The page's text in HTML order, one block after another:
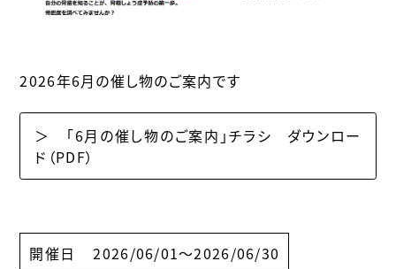
2026年6月の催し物のご案内です
＞ 「6月の催し物のご案内」チラシ ダウンロー
ド（PDF）
開催日 2026/06/01〜2026/06/30